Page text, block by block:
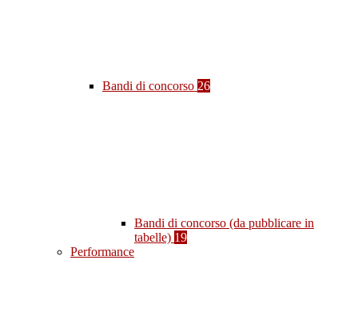
Bandi di concorso 26
Bandi di concorso (da pubblicare in
tabelle) 19
Performance